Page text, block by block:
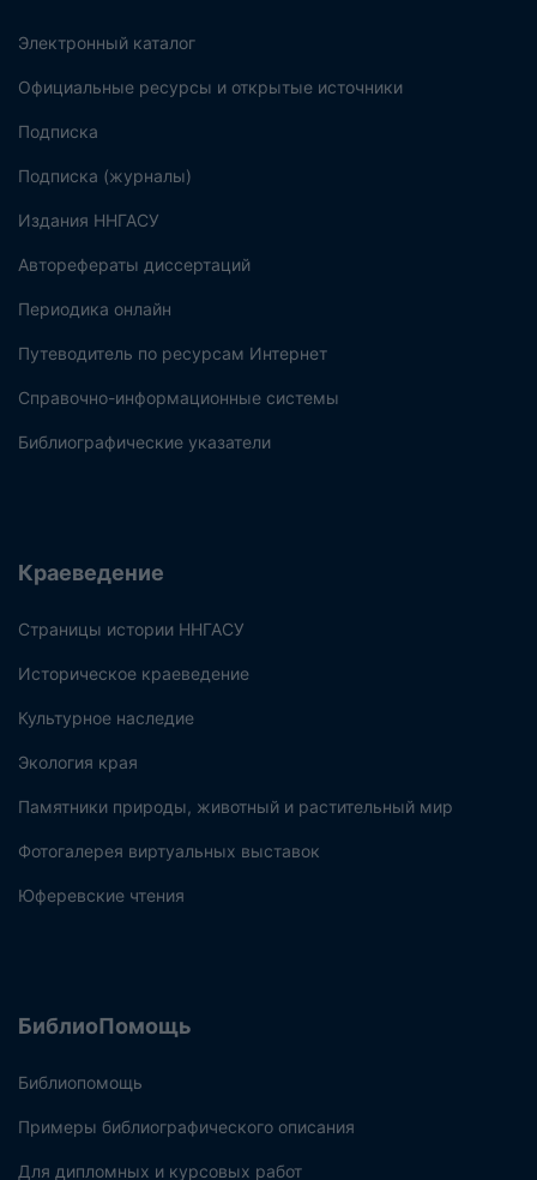
Электронный каталог
Официальные ресурсы и открытые источники
Подписка
Подписка (журналы)
Издания ННГАСУ
Авторефераты диссертаций
Периодика онлайн
Путеводитель по ресурсам Интернет
Справочно-информационные системы
Библиографические указатели
Краеведение
Страницы истории ННГАСУ
Историческое краеведение
Культурное наследие
Экология края
Памятники природы, животный и растительный мир
Фотогалерея виртуальных выставок
Юферевские чтения
БиблиоПомощь
Библиопомощь
Примеры библиографического описания
Для дипломных и курсовых работ